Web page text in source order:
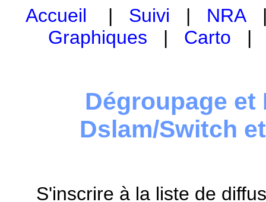
Accueil | Suivi | NRA
Graphiques | Carto
Dégroupage et
Dslam/Switch
S'inscrire à la liste de